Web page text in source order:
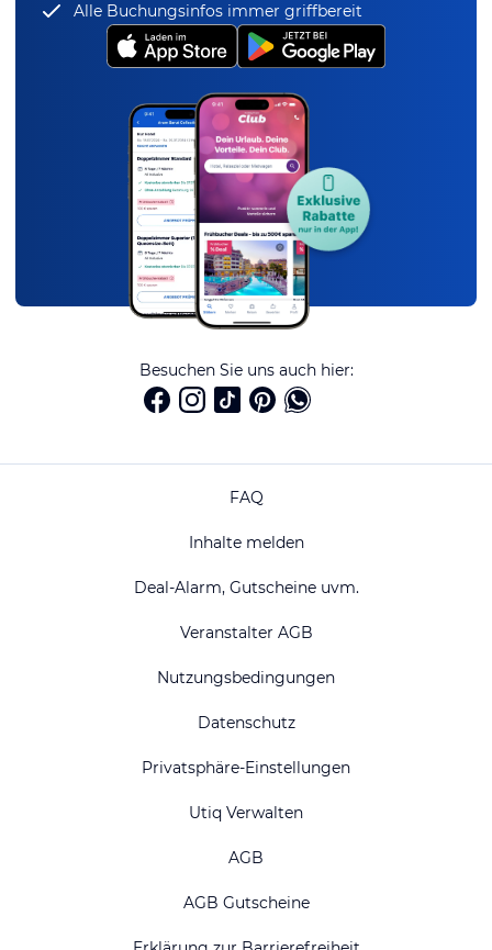
Alle Buchungsinfos immer griffbereit
Besuchen Sie uns auch hier:
FAQ
Inhalte melden
Deal-Alarm, Gutscheine uvm.
Veranstalter AGB
Nutzungsbedingungen
Datenschutz
Privatsphäre-Einstellungen
Utiq Verwalten
AGB
AGB Gutscheine